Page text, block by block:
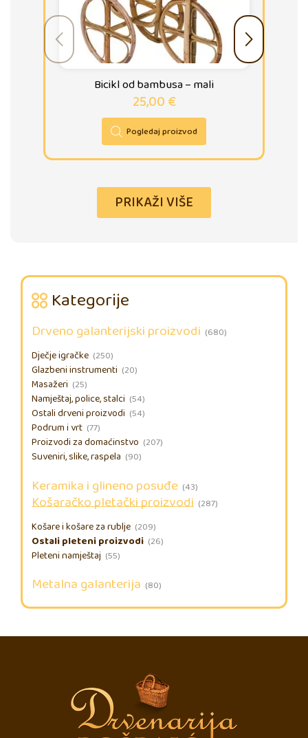
Kategorije
Drveno galanterijski proizvodi (680)
Dječje igračke (250)
Glazbeni instrumenti (20)
Masažeri (25)
Namještaj, police, stalci (54)
Ostali drveni proizvodi (54)
Podrum i vrt (77)
Proizvodi za domaćinstvo (207)
Suveniri, slike, raspela (90)
Keramika i glineno posuđe (43)
Košaračko pletački proizvodi (287)
Košare i košare za rublje (209)
Ostali pleteni proizvodi (26)
Pleteni namještaj (55)
Metalna galanterija (80)
Bicikl od bambusa – mali
25,00€
Pogledaj proizvod
PRIKAŽI VIŠE